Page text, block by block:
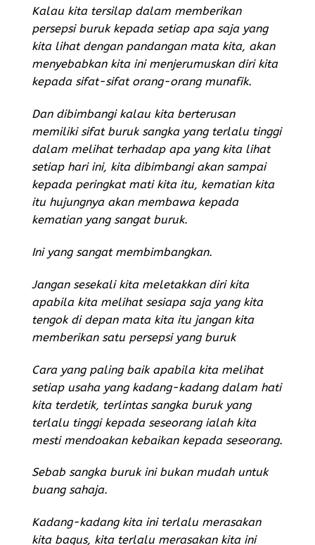
Kalau kita tersilap dalam memberikan
persepsi buruk kepada setiap apa saja yang
kita lihat dengan pandangan mata kita, akan
menyebabkan kita ini menjerumuskan diri kita
kepada sifat-sifat orang-orang munafik.
Dan dibimbangi kalau kita berterusan
memiliki sifat buruk sangka yang terlalu tinggi
dalam melihat terhadap apa yang kita lihat
setiap hari ini, kita dibimbangi akan sampai
kepada peringkat mati kita itu, kematian kita
itu hujungnya akan membawa kepada
kematian yang sangat buruk.
Ini yang sangat membimbangkan.
Jangan sesekali kita meletakkan diri kita
apabila kita melihat sesiapa saja yang kita
tengok di depan mata kita itu jangan kita
memberikan satu persepsi yang buruk
Cara yang paling baik apabila kita melihat
setiap usaha yang kadang-kadang dalam hati
kita terdetik, terlintas sangka buruk yang
terlalu tinggi kepada seseorang ialah kita
mesti mendoakan kebaikan kepada seseorang.
Sebab sangka buruk ini bukan mudah untuk
buang sahaja.
Kadang-kadang kita ini terlalu merasakan
kita bagus, kita terlalu merasakan kita ini